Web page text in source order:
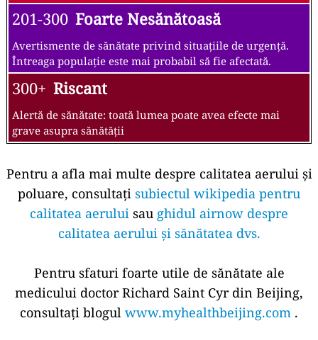
201-300 Foarte Nesănătoasă
Avertismente de sănătate privind situațiile de urgență.
Întreaga populație este mai probabil să fie afectată.
300+ Riscant
Alertă de sănătate: toată lumea poate avea efecte mai
grave asupra sănătății
Pentru a afla mai multe despre calitatea aerului și
poluare, consultați subiectul wikipedia pentru
calitatea aerului sau ghidul airnow despre
calitatea aerului și sănătatea dvs.
Pentru sfaturi foarte utile de sănătate ale
medicului doctor Richard Saint Cyr din Beijing,
consultați blogul www.myhealthbeijing.com .